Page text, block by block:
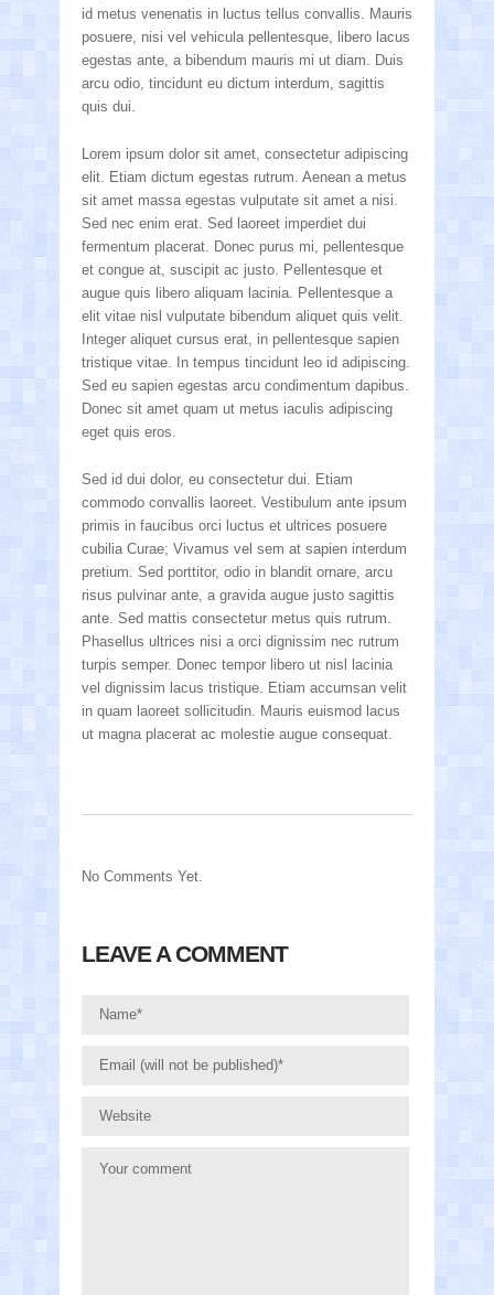
id metus venenatis in luctus tellus convallis. Mauris
posuere, nisi vel vehicula pellentesque, libero lacus
egestas ante, a bibendum mauris mi ut diam. Duis
arcu odio, tincidunt eu dictum interdum, sagittis
quis dui.
Lorem ipsum dolor sit amet, consectetur adipiscing
elit. Etiam dictum egestas rutrum. Aenean a metus
sit amet massa egestas vulputate sit amet a nisi.
Sed nec enim erat. Sed laoreet imperdiet dui
fermentum placerat. Donec purus mi, pellentesque
et congue at, suscipit ac justo. Pellentesque et
augue quis libero aliquam lacinia. Pellentesque a
elit vitae nisl vulputate bibendum aliquet quis velit.
Integer aliquet cursus erat, in pellentesque sapien
tristique vitae. In tempus tincidunt leo id adipiscing.
Sed eu sapien egestas arcu condimentum dapibus.
Donec sit amet quam ut metus iaculis adipiscing
eget quis eros.
Sed id dui dolor, eu consectetur dui. Etiam
commodo convallis laoreet. Vestibulum ante ipsum
primis in faucibus orci luctus et ultrices posuere
cubilia Curae; Vivamus vel sem at sapien interdum
pretium. Sed porttitor, odio in blandit ornare, arcu
risus pulvinar ante, a gravida augue justo sagittis
ante. Sed mattis consectetur metus quis rutrum.
Phasellus ultrices nisi a orci dignissim nec rutrum
turpis semper. Donec tempor libero ut nisl lacinia
vel dignissim lacus tristique. Etiam accumsan velit
in quam laoreet sollicitudin. Mauris euismod lacus
ut magna placerat ac molestie augue consequat.
No Comments Yet.
LEAVE A COMMENT